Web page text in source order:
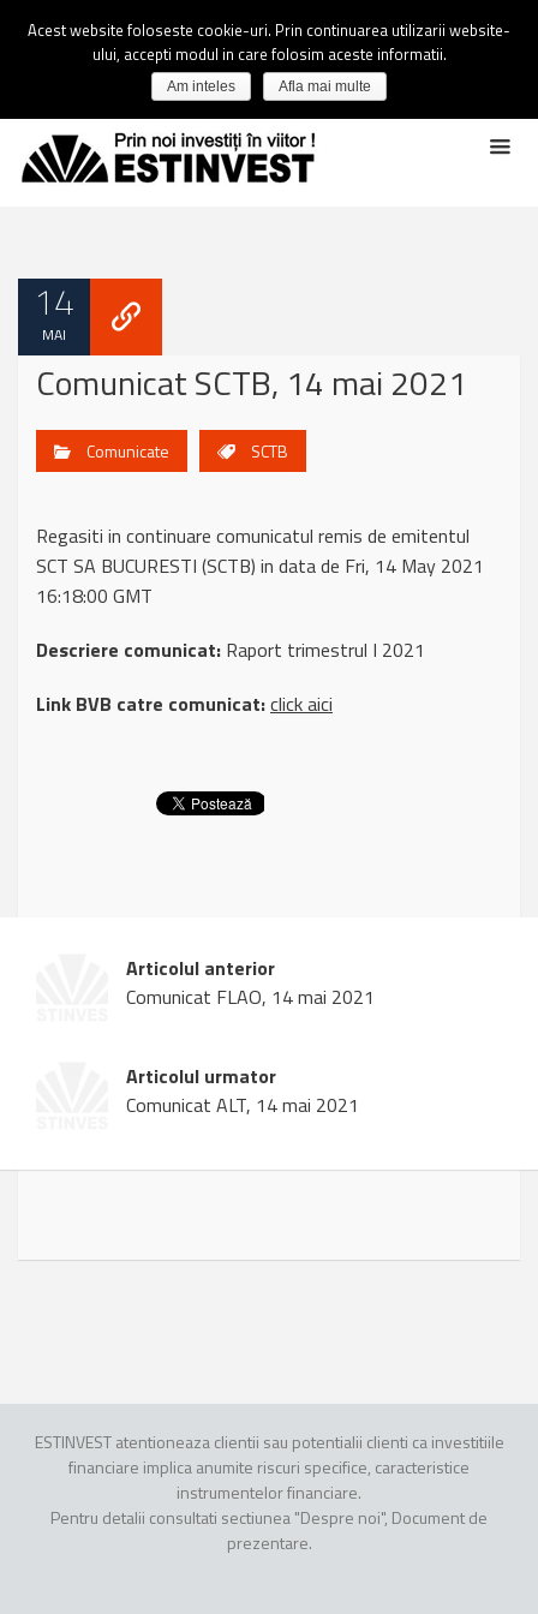
14
MAI
Comunicat SCTB, 14 mai 2021
Comunicate SCTB
Regasiti in continuare comunicatul remis de emitentul
SCT SA BUCURESTI (SCTB) in data de Fri, 14 May 2021
16:18:00 GMT
Descriere comunicat: Raport trimestrul I 2021
Link BVB catre comunicat:click aici
Articolul anterior
Comunicat FLAO, 14 mai 2021
Articolul urmator
Comunicat ALT, 14 mai 2021
ESTINVEST atentioneaza clientii sau potentialii clienti ca investitiile
financiare implica anumite riscuri specifice, caracteristice
instrumentelor financiare.
Pentru detalii consultati sectiunea "Despre noi", Document de
prezentare.
Acest website foloseste cookie-uri. Prin continuarea utilizarii website-
ului, accepti modul in care folosim aceste informatii.
Am inteles Afla mai multe